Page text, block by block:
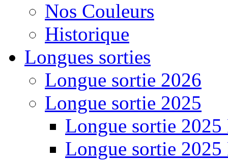
Nos Couleurs
Historique
Longues sorties
Longue sortie 2026
Longue sortie 2025
Longue sortie 2025
Longue sortie 2025